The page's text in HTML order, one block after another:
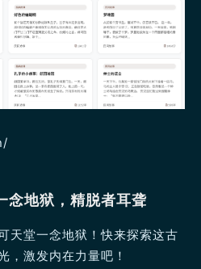
念地狱，精脱者耳聋
天堂一念地狱！快来探索这古
，激发内在力量吧！